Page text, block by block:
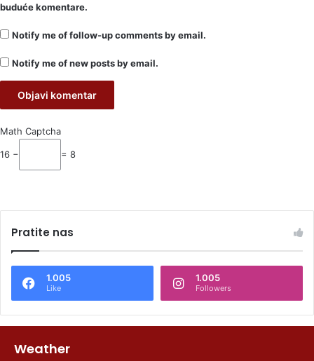
buduće komentare.
Notify me of follow-up comments by email.
Notify me of new posts by email.
Math Captcha
16 − = 8
Pratite nas
1.005
Like
1.005
Followers
Weather